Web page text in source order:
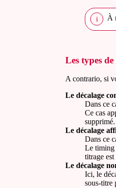
À
Les types
A contrario, si
Le décalage
Dans ce
Ce cas
supprimé.
Le décalage
Dans ce
Le timing
titrage
Le décalage
Ici, le
sous-titre